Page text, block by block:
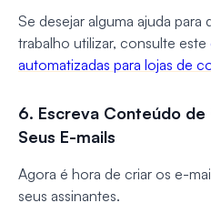
Se desejar alguma ajuda
trabalho utilizar, consulte este
automatizadas para lojas de
6. Escreva Conteúdo de
Seus E-mails
Agora é hora de criar os e-
seus assinantes.